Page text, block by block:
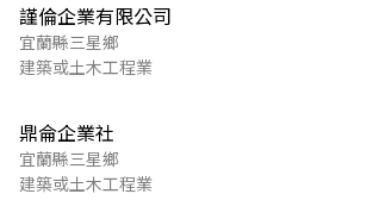
謹倫企業有限公司
宜蘭縣三星鄉
建築或土木工程業
鼎侖企業社
宜蘭縣三星鄉
建築或土木工程業